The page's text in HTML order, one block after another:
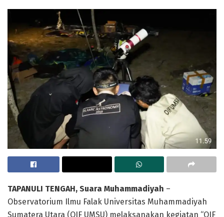
TAPANULI TENGAH, Suara Muhammadiyah –
Observatorium Ilmu Falak Universitas Muhammadiyah
Sumatera Utara (OIF UMSU) melaksanakan kegiatan “OIF